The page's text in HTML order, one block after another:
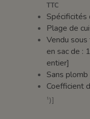
TTC
Spécificités
Plage de
Vendu
en sac de :
entier]
Sans plomb
Coefficient
1 )]